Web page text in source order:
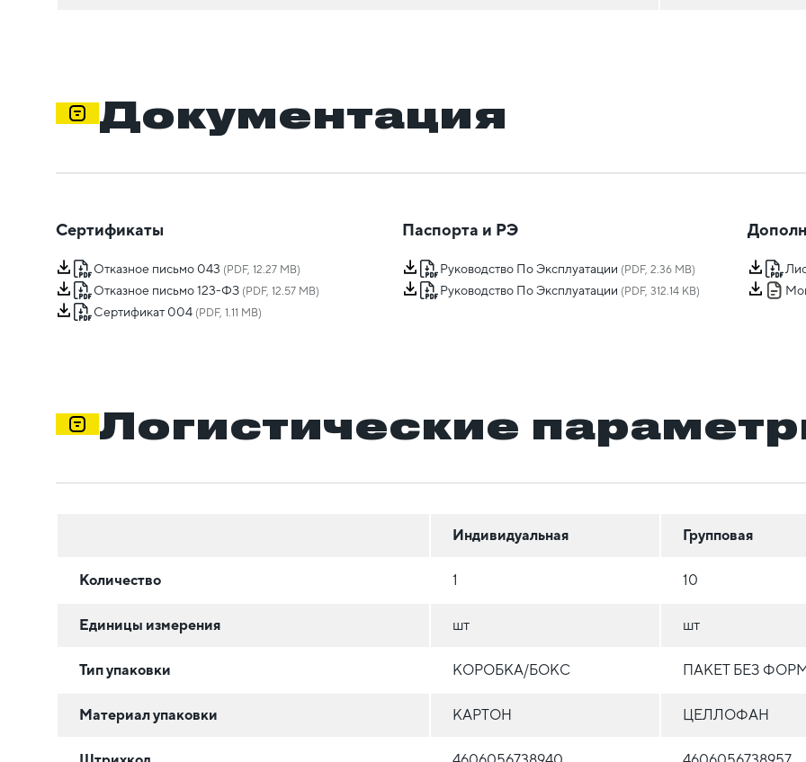
Документация
Сертификаты
Отказное письмо 043 (PDF, 12.27 MB)
Отказное письмо 123-ФЗ (PDF, 12.57 MB)
Сертификат 004 (PDF, 1.11 MB)
Паспорта и РЭ
Руководство По Эксплуатации (PDF, 2.36 MB)
Руководство По Эксплуатации (PDF, 312.14 KB)
Логистические
Индивидуальная Групповая
Количество 1 10
Единицы измерения шт шт
Тип упаковки КОРОБКА/БОКС ПАКЕТ БЕЗ
Материал упаковки КАРТОН ЦЕЛЛОФАН